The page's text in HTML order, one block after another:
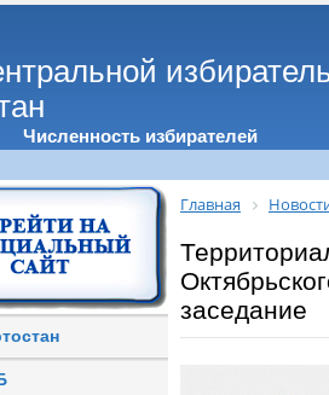
Численность избирателей
Главная
заседание